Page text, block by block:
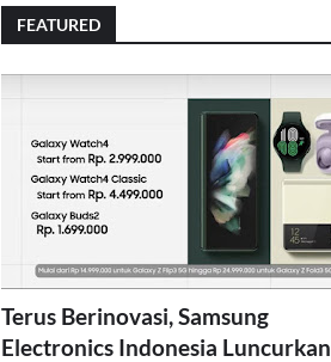
FEATURED
Terus Berinovasi, Samsung
Electronics Indonesia Luncurkan